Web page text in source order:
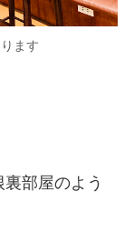
ます
部屋のよう